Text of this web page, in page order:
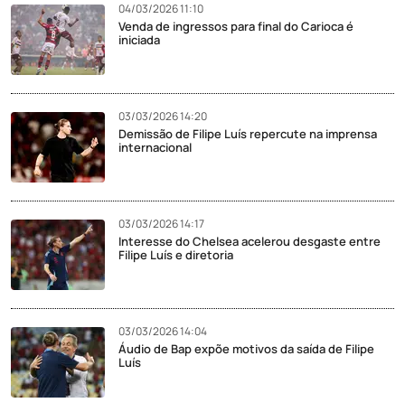
04/03/2026 11:10
Venda de ingressos para final do Carioca é
iniciada
03/03/2026 14:20
Demissão de Filipe Luís repercute na imprensa
internacional
03/03/2026 14:17
Interesse do Chelsea acelerou desgaste entre
Filipe Luís e diretoria
03/03/2026 14:04
Áudio de Bap expõe motivos da saída de Filipe
Luís